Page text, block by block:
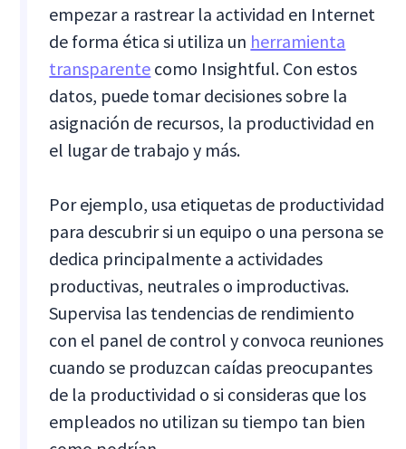
empezar a rastrear la actividad en Internet
de forma ética si utiliza un herramienta
transparente como Insightful. Con estos
datos, puede tomar decisiones sobre la
asignación de recursos, la productividad en
el lugar de trabajo y más.
Por ejemplo, usa etiquetas de productividad
para descubrir si un equipo o una persona se
dedica principalmente a actividades
productivas, neutrales o improductivas.
Supervisa las tendencias de rendimiento
con el panel de control y convoca reuniones
cuando se produzcan caídas preocupantes
de la productividad o si consideras que los
empleados no utilizan su tiempo tan bien